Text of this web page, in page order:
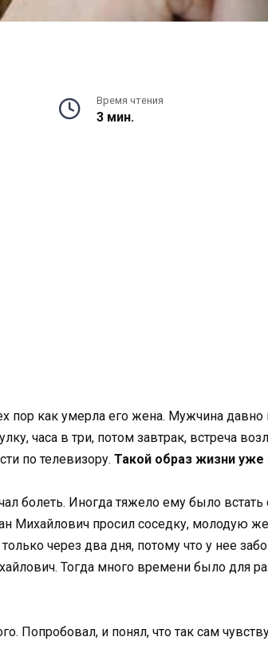
Время чтения
3 мин.
пор как умерла его жена. Мужчина
часа в три, потом завтрак, встреча
по телевизору. Такой образ жизни уже
болеть. Иногда тяжело ему было
Михайлович просил соседку, молодую
через два дня, потому что у нее
Тогда много времени было для
Попробовал, и понял, что так сам